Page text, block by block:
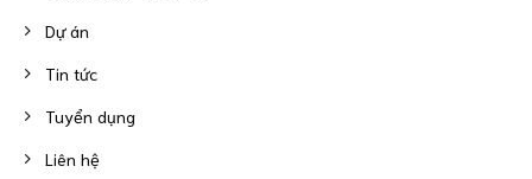
Dự án
Tin tức
Tuyển dụng
Liên hệ